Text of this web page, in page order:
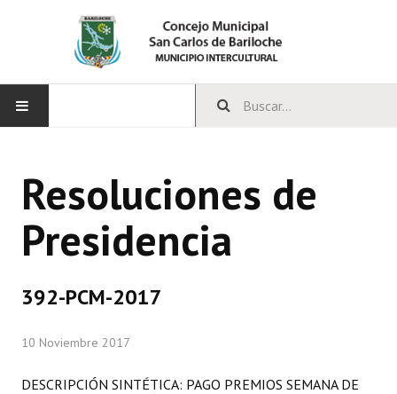
CONCEJO
Bloques Políticos
Comisiones Permanentes
Comisiones Especiales
Concejales Mandato Cumplido
Resoluciones de
Presidencia
392-PCM-2017
10 Noviembre 2017
DESCRIPCIÓN SINTÉTICA: PAGO PREMIOS SEMANA DE